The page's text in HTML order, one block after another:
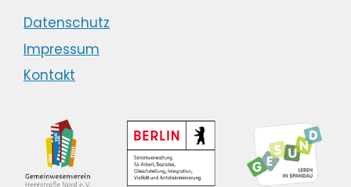
Datenschutz
Impressum
Kontakt